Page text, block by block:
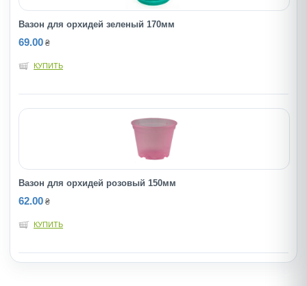
Вазон для орхидей зеленый 170мм
69.00 ₴
КУПИТЬ
Вазон для орхидей розовый 150мм
62.00 ₴
КУПИТЬ